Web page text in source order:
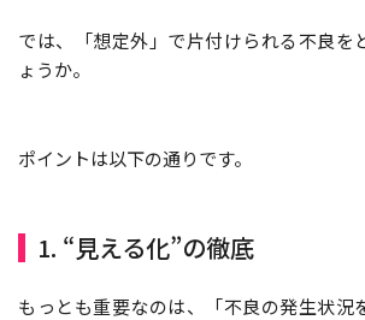
では、「想定外」で片付けられる不良を
ょうか。
ポイントは以下の通りです。
1. “見える化”の徹底
もっとも重要なのは、「不良の発生状況